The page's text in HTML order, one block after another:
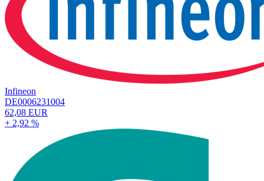
Infineon
DE0006231004
62,08 EUR
+ 2,92 %